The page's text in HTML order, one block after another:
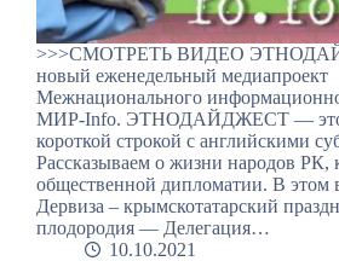
>>>СМОТРЕТЬ ВИДЕО
новый еженедельный медиапроект
Межнационального
МИР-Info. ЭТНОДАЙДЖЕСТ — это
короткой строкой с английскими
Рассказываем о жизни народов РК,
общественной дипломатии. В
Дервиза – крымскотатарский
плодородия — Делегация…
10.10.2021